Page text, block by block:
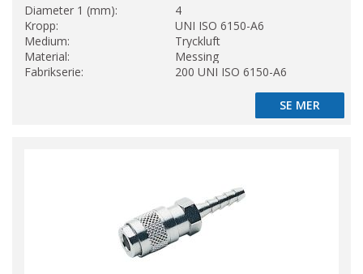
Diameter 1 (mm):
4
Kropp:
UNI ISO 6150-A6
Medium:
Tryckluft
Material:
Messing
Fabrikserie:
200 UNI ISO 6150-A6
SE MER
SE MER